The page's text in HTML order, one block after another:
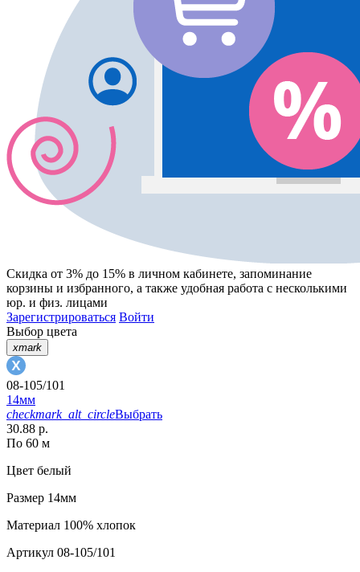
Скидка от 3% до 15% в личном кабинете, запоминание
корзины и избранного, а также удобная работа с несколькими
юр. и физ. лицами
Зарегистрироваться Войти
Выбор цвета
xmark
08-105/101
14мм
checkmark_alt_circleВыбрать
30.88 р.
По 60 м
Цвет белый
Размер 14мм
Материал 100% хлопок
Артикул 08-105/101